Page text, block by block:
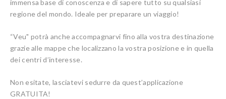
immensa base di conoscenza e di sapere tutto su qualsiasi
regione del mondo. Ideale per preparare un viaggio!
“Veu" potrà anche accompagnarvi fino alla vostra destinazione
grazie alle mappe che localizzano la vostra posizione e in quella
dei centri d’interesse.
Non esitate, lasciatevi sedurre da quest’applicazione
GRATUITA!